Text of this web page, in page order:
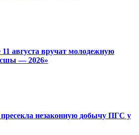
августа вручат молодежную
— 2026»
незаконную добычу ПГС у